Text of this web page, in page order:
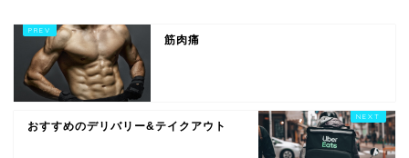
筋肉痛
おすすめのデリバリー&テイクアウト